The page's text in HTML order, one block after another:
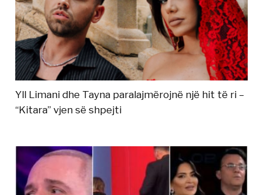
Yll Limani dhe Tayna paralajmërojnë një hit të ri –
“Kitara” vjen së shpejti